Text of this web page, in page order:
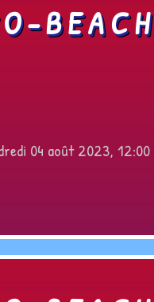
BEACH
04 août 2023, 12:00